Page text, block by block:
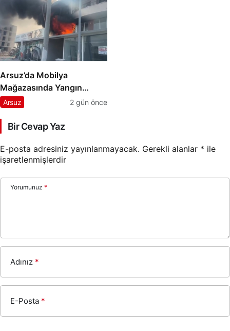
Arsuz’da Mobilya
Mağazasında Yangın
Paniği
Arsuz 2 gün önce
Bir Cevap Yaz
E-posta adresiniz yayınlanmayacak. Gerekli alanlar * ile
işaretlenmişlerdir
Yorumunuz *
Adınız *
E-Posta *